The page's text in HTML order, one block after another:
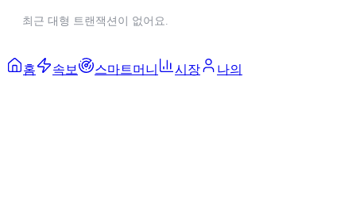
최근 대형 트랜잭션이 없어요.
홈 속보 스마트머니 시장 나의